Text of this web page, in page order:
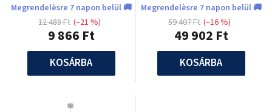
Megrendelèsre 7 napon belül 🚚
9 866 Ft
12 488 Ft (–21 %)
KOSÁRBA
Megrendelèsre 7 napon belül 🚚
49 902 Ft
59 407 Ft (–16 %)
KOSÁRBA